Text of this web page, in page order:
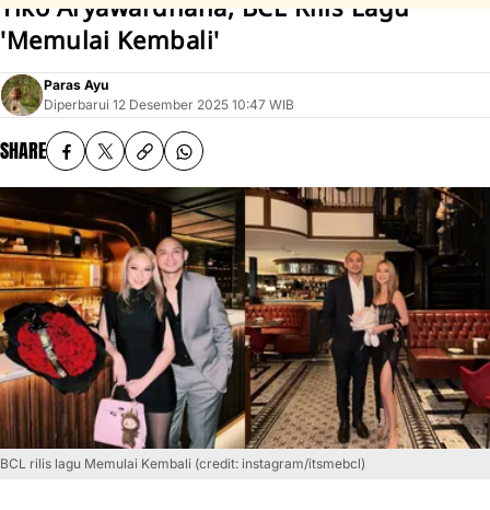
Tiko Aryawardhana, BCL Rilis Lagu
'Memulai Kembali'
Paras Ayu
Diperbarui 12 Desember 2025 10:47 WIB
SHARE
BCL rilis lagu Memulai Kembali (credit: instagram/itsmebcl)